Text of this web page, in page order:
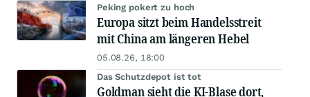
Peking pokert zu hoch
Europa sitzt beim Handelsstreit
mit China am längeren Hebel
05.08.26, 18:00
Das Schutzdepot ist tot
Goldman sieht die KI-Blase dort,